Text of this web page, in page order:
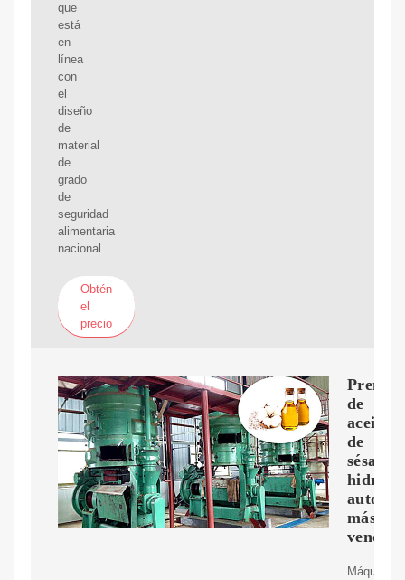
que
está
en
línea
con
el
diseño
de
material
de
grado
de
seguridad
alimentaria
nacional.
Obtén
el
precio
Prensa
de
aceite
de
sésamo
más
vendida
Máquina